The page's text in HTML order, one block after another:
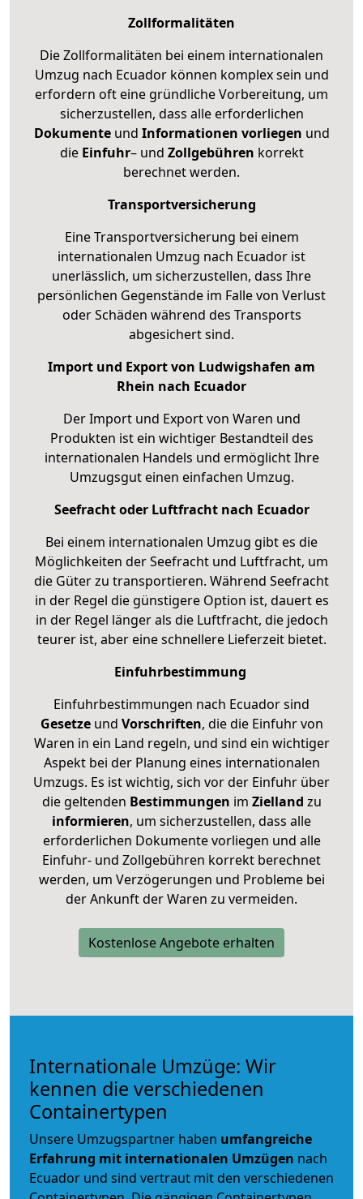
Zollformalitäten
Die Zollformalitäten bei einem internationalen
Umzug nach Ecuador können komplex sein und
erfordern oft eine gründliche Vorbereitung, um
sicherzustellen, dass alle erforderlichen
Dokumenteund Informationen vorliegen und
die Einfuhr– und Zollgebühren korrekt
berechnet werden.
Transportversicherung
Eine Transportversicherung bei einem
internationalen Umzug nach Ecuador ist
unerlässlich, um sicherzustellen, dass Ihre
persönlichen Gegenstände im Falle von Verlust
oder Schäden während des Transports
abgesichert sind.
Import und Export von Ludwigshafen am
Rhein nach Ecuador
Der Import und Export von Waren und
Produkten ist ein wichtiger Bestandteil des
internationalen Handels und ermöglicht Ihre
Umzugsgut einen einfachen Umzug.
Seefracht oder Luftfracht nach Ecuador
Bei einem internationalen Umzug gibt es die
Möglichkeiten der Seefracht und Luftfracht, um
die Güter zu transportieren. Während Seefracht
in der Regel die günstigere Option ist, dauert es
in der Regel länger als die Luftfracht, die jedoch
teurer ist, aber eine schnellere Lieferzeit bietet.
Einfuhrbestimmung
Einfuhrbestimmungen nach Ecuador sind
Gesetzeund Vorschriften, die die Einfuhr von
Waren in ein Land regeln, und sind ein wichtiger
Aspekt bei der Planung eines internationalen
Umzugs. Es ist wichtig, sich vor der Einfuhr über
die geltenden Bestimmungen im Zielland zu
informieren, um sicherzustellen, dass alle
erforderlichen Dokumente vorliegen und alle
Einfuhr- und Zollgebühren korrekt berechnet
werden, um Verzögerungen und Probleme bei
der Ankunft der Waren zu vermeiden.
Kostenlose Angebote erhalten
Internationale Umzüge: Wir
kennen die verschiedenen
Containertypen
Unsere Umzugspartner haben umfangreiche
Erfahrung mit internationalen Umzügen nach
Ecuador und sind vertraut mit den verschiedenen